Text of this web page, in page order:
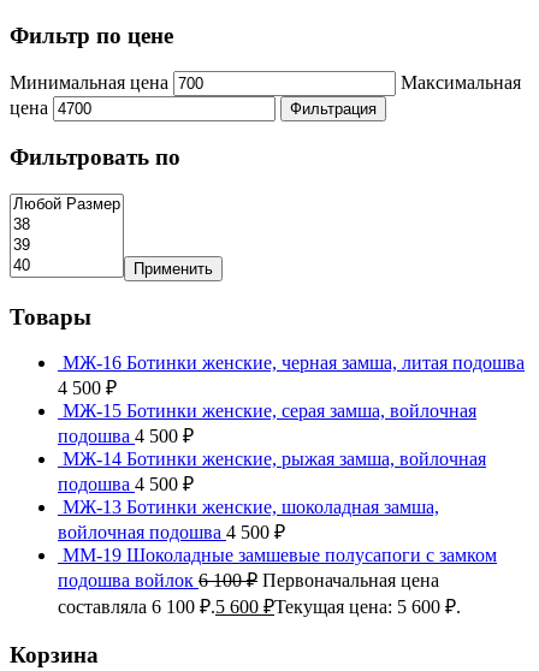
Фильтр по цене
Минимальная цена
Максимальная
цена
Фильтрация
Фильтровать по
Применить
Товары
МЖ-16 Ботинки женские, черная замша, литая подошва
4 500 ₽
МЖ-15 Ботинки женские, серая замша, войлочная
подошва 4 500 ₽
МЖ-14 Ботинки женские, рыжая замша, войлочная
подошва 4 500 ₽
МЖ-13 Ботинки женские, шоколадная замша,
войлочная подошва 4 500 ₽
ММ-19 Шоколадные замшевые полусапоги с замком
подошва войлок 6 100₽ Первоначальная цена
составляла 6 100 ₽.5 600 ₽Текущая цена: 5 600 ₽.
Корзина